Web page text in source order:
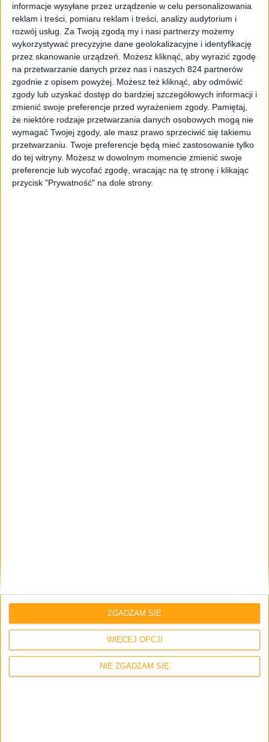
informacje wysyłane przez urządzenie w celu personalizowania
reklam i treści, pomiaru reklam i treści, analizy audytorium i
rozwój usług. Za Twoją zgodą my i nasi partnerzy możemy
wykorzystywać precyzyjne dane geolokalizacyjne i identyfikację
przez skanowanie urządzeń. Możesz kliknąć, aby wyrazić zgodę
na przetwarzanie danych przez nas i naszych 824 partnerów
zgodnie z opisem powyżej. Możesz też kliknąć, aby odmówić
zgody lub uzyskać dostęp do bardziej szczegółowych informacji i
zmienić swoje preferencje przed wyrażeniem zgody. Pamiętaj,
że niektóre rodzaje przetwarzania danych osobowych mogą nie
wymagać Twojej zgody, ale masz prawo sprzeciwić się takiemu
przetwarzaniu. Twoje preferencje będą mieć zastosowanie tylko
do tej witryny. Możesz w dowolnym momencie zmienić swoje
preferencje lub wycofać zgodę, wracając na tę stronę i klikając
przycisk "Prywatność" na dole strony.
WIĘCEJ OPCJI
NIE ZGADZAM SIĘ
ZGADZAM SIĘ
Kolejny smartfon z aktualizacją do
Androida Lollipop. Tym razem to
Samsung Galaxy S5 Active
Tak wygląda Samsung Galaxy S5 Active